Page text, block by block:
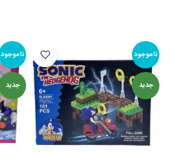
ناموجود
جدید
ناموجود
جدید